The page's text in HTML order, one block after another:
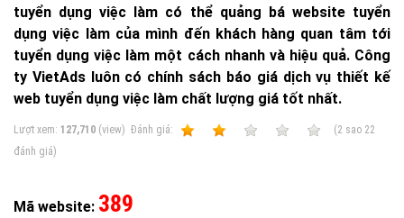
tuyển dụng việc làm có thể quảng bá website tuyển
dụng việc làm của mình đến khách hàng quan tâm tới
tuyển dụng việc làm một cách nhanh và hiệu quả. Công
ty VietAds luôn có chính sách báo giá dịch vụ thiết kế
web tuyển dụng việc làm chất lượng giá tốt nhất.
Lượt xem: 127,710 (view) Ðánh giá: (2 sao 22
đánh giá)
Mã website: 389